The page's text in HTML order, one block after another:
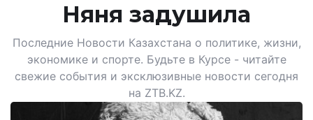
Няня задушила
Последние Новости Казахстана о политике, жизни,
экономике и спорте. Будьте в Курсе - читайте
свежие события и эксклюзивные новости сегодня
на ZTB.KZ.